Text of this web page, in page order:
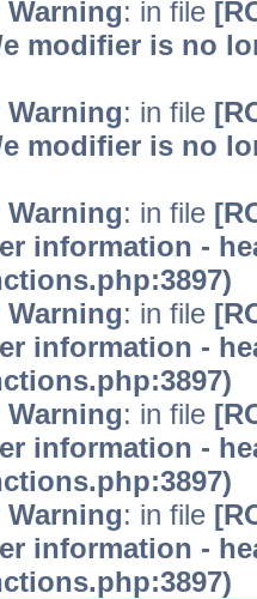
: in file
modifier is no
: in file
modifier is no
: in file
information -
: in file
information -
: in file
information -
: in file
information -